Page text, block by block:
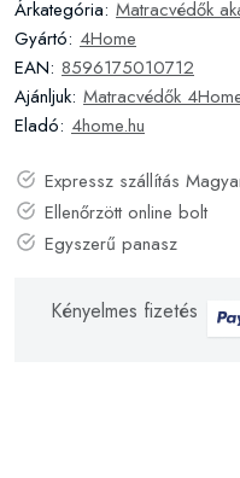
Árkategória: Matracvédők
Gyártó: 4Home
EAN: 8596175010712
Ajánljuk: Matracvédők
Eladó: 4home.hu
Expressz szállítás
Ellenőrzött online bolt
Egyszerű panasz
Kényelmes fizetés